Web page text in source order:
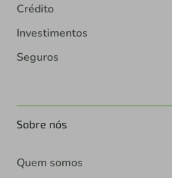
Crédito
Investimentos
Seguros
Sobre nós
Quem somos